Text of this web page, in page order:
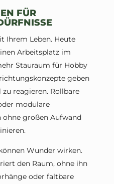
FÜR
Ihrem Leben. Heute
Arbeitsplatz im
Stauraum für Hobby
geben
reagieren. Rollbare
modulare
ohne großen Aufwand
Wunder wirken.
den Raum, ohne ihn
oder faltbare